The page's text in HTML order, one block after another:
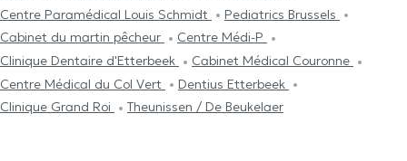
Centre Paramédical Louis Schmidt
Pediatrics Brussels
Cabinet du martin pêcheur
Centre Médi-P
Clinique Dentaire d'Etterbeek
Cabinet Médical Couronne
Centre Médical du Col Vert
Dentius Etterbeek
Clinique Grand Roi
Theunissen / De Beukelaer